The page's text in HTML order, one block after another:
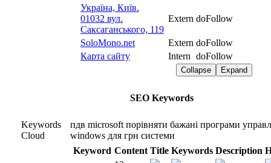
Україна, Київ.
01032 вул.
Саксаганського, 119
Extern doFollow
SoloMono.net Extern doFollow
Карта сайту
Intern doFollow
Expand
Collapse
SEO Keywords
Keywords
Cloud
пдв microsoft порівняти бажані програми
windows для грн системи
Keyword Content Title Keywords Description